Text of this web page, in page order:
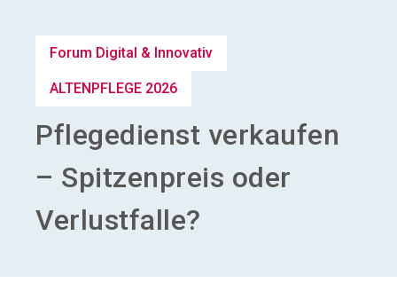
Forum Digital & Innovativ
ALTENPFLEGE 2026
Pflegedienst verkaufen
– Spitzenpreis oder
Verlustfalle?